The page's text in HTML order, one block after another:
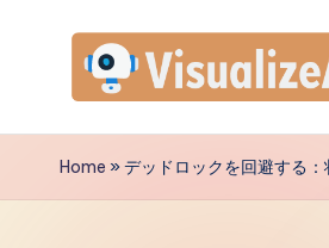
contentV
is
Home »デッドロックを回避する